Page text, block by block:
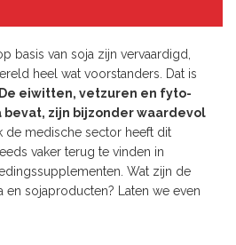
basis van soja zijn vervaardigd,
heel wat voorstanders. Dat is
De eiwitten, vetzuren en fyto-
bevat, zijn bijzonder waardevol
de medische sector heeft dit
vaker terug te vinden in
Wat zijn de
en sojaproducten? Laten we even